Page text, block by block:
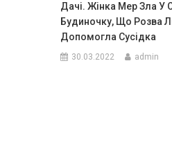
Дачі. Жінка Мер Зла У
Будиночку, Що Розва
Допомогла Сусідка
30.03.2022 admin